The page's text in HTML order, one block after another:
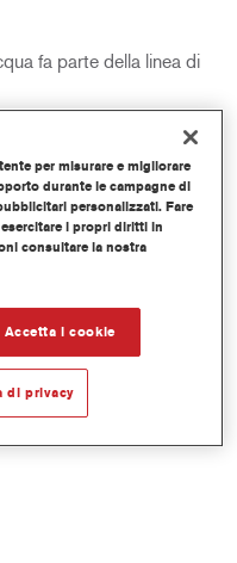
fa parte della linea di
eccellenti.
i volumi delle
tinte e resine dedicato.
condizioni climatiche
per misurare e migliorare
durante le campagne di
personalizzati. Fare
i propri diritti in
consultare la nostra
Accetta i cookie
di privacy